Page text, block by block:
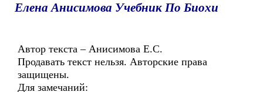
Елена Анисимова Учебник По Биохи
Автор текста – Анисимова Е.С.
Продавать текст нельзя. Авторские права
защищены.
Для замечаний: